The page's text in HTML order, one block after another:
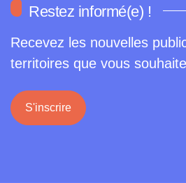
Restez informé(e) !
Recevez les nouvelles
territoires que vous
S'inscrire